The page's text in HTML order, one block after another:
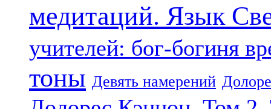
медитаций. Язык
учителей: бог-богиня
тоны Девять намерений